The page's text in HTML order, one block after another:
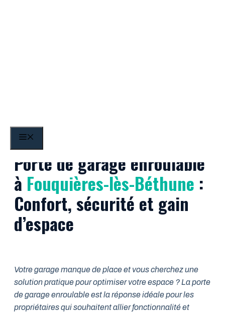
Porte de garage enroulable
à Fouquières-lès-Béthune :
Confort, sécurité et gain
d’espace
Votre garage manque de place et vous cherchez une
solution pratique pour optimiser votre espace ? La porte
de garage enroulable est la réponse idéale pour les
propriétaires qui souhaitent allier fonctionnalité et